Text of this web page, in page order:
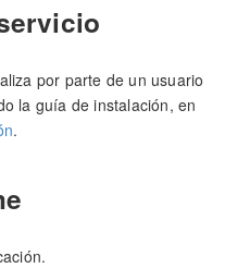
por parte de un usuario
la guía de instalación, en
.